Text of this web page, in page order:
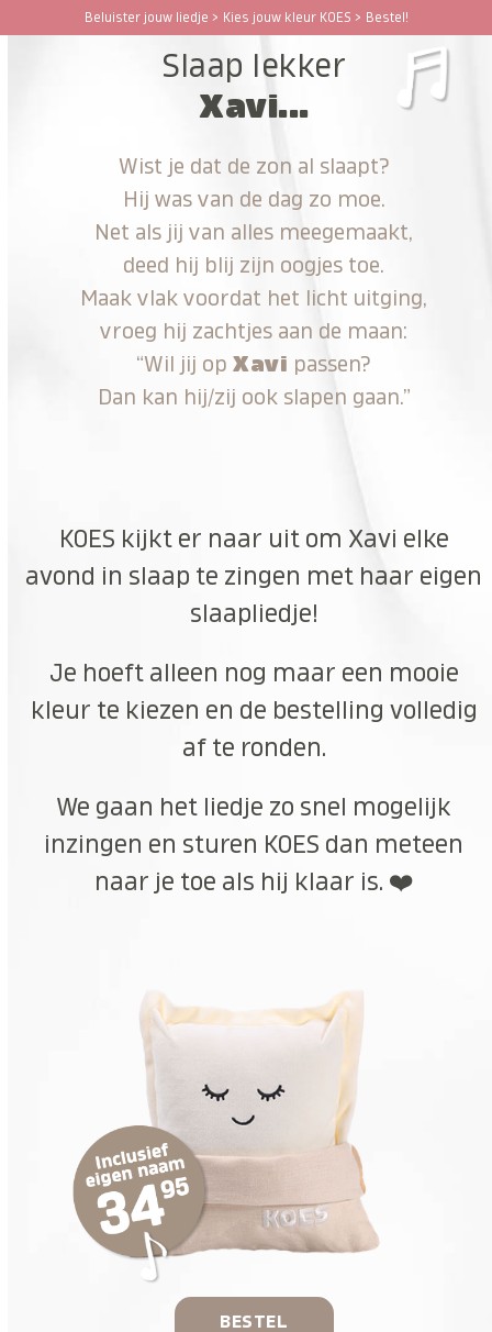
Beluister jouw liedje > Kies jouw kleur KOES > Bestel!
Open
Close
Slaap lekker
Xavi...
Wist je dat de zon al slaapt?
Hij was van de dag zo moe.
Net als jij van alles meegemaakt,
deed hij blij zijn oogjes toe.
Maak vlak voordat het licht uitging,
vroeg hij zachtjes aan de maan:
“Wil jij opXavi passen?
Dan kan hij/zij ook slapen gaan.”
KOES kijkt er naar uit om Xavi elke
avond in slaap te zingen met haar eigen
slaapliedje!
Je hoeft alleen nog maar een mooie
kleur te kiezen en de bestelling volledig
af te ronden.
We gaan het liedje zo snel mogelijk
inzingen en sturen KOES dan meteen
naar je toe als hij klaar is. ❤️
BESTEL